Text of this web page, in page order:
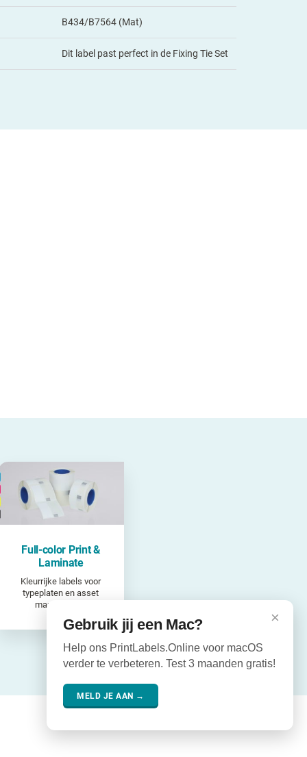
B434/B7564 (Mat)
Dit label past perfect in de Fixing Tie Set
Full-color Print &
Laminate
Kleurrijke labels voor
typeplaten en asset
management
×
Gebruik jij een Mac?
Help ons PrintLabels.Online voor macOS
verder te verbeteren. Test 3 maanden gratis!
MELD JE AAN →